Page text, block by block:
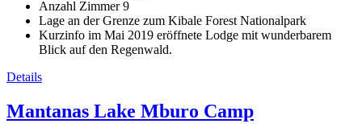
Anzahl Zimmer 9
Lage an der Grenze zum Kibale Forest Nationalpark
Kurzinfo im Mai 2019 eröffnete Lodge mit wunderbarem
Blick auf den Regenwald.
Details
Mantanas Lake Mburo Camp